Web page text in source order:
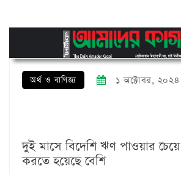
অর্থ ও বাণিজ্য ১ অক্টোবর,
দুই মাসে বিদেশি ঋণ পাওয়ার
করতে হয়েছে বেশি